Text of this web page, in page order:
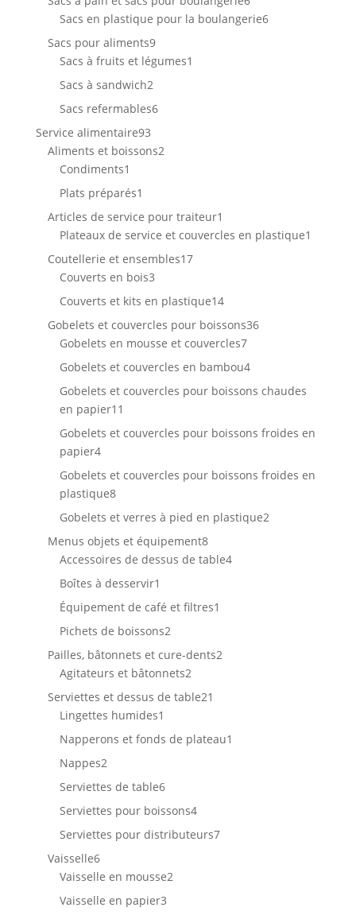
produits
Sacs en plastique pour la boulangerie66
Sacs pour aliments99
produits
Sacs à fruits et légumes1
Sacs à sandwich22
produits
Sacs refermables66
Service alimentaire9393
produits
Aliments et boissons22
Condiments1
produit
Plats préparés1
produit
Articles de service pour traiteur1
produit
Plateaux de service et couvercles en plastique1
Coutellerie et ensembles1717
Couverts en bois33
produits
Couverts et kits en plastique1414
produits
Gobelets et couvercles pour boissons3636
Gobelets en mousse et couvercles77
produits
Gobelets et couvercles en bambou44
produits
Gobelets et couvercles pour boissons chaudes
en papier11
produits
Gobelets et couvercles pour boissons froides en
papier44
produits
Gobelets et couvercles pour boissons froides en
plastique88
produits
Gobelets et verres à pied en plastique22
Menus objets et équipement88
produits
Accessoires de dessus de table44
Boîtes à desservir1
produit
Équipement de café et filtres1
Pichets de boissons22
produits
Pailles, bâtonnets et cure-dents22
Agitateurs et bâtonnets22
produits
Serviettes et dessus de table21
Lingettes humides1
produit
Napperons et fonds de plateau1
Nappes22
produits
Serviettes de table66
produits
Serviettes pour boissons44
produits
Serviettes pour distributeurs77
Vaisselle66
produits
Vaisselle en mousse22
Vaisselle en papier33